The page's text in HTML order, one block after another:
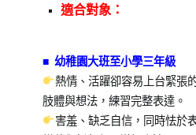
適合對象：
■ 幼稚園大班至小學三年級
熱情、活躍卻容易上台緊張
肢體與想法，練習完整表達。
害羞、缺乏自信，同時怯於